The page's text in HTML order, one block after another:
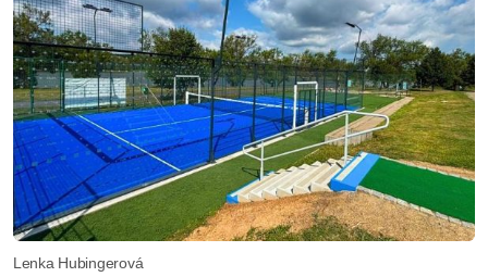
Lenka Hubingerová